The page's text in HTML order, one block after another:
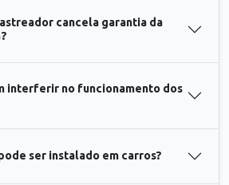
cancela garantia da
interferir no funcionamento dos
ser instalado em carros?